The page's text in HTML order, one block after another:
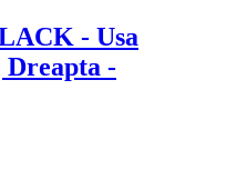
- Usa
Dreapta -